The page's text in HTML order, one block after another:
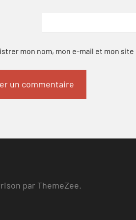
mon nom, mon e-mail et mon
par ThemeZee.